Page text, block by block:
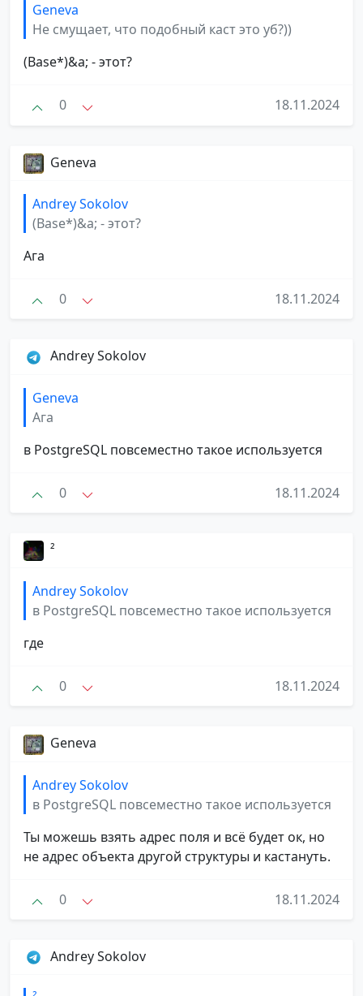
Geneva
Не смущает, что подобный каст это уб?))
(Base*)&a; - этот?
0 18.11.2024
Geneva
Andrey Sokolov
(Base*)&a; - этот?
Ага
0 18.11.2024
Andrey Sokolov
Geneva
Ага
в PostgreSQL повсеместно такое используется
0 18.11.2024
²
Andrey Sokolov
в PostgreSQL повсеместно такое используется
где
0 18.11.2024
Geneva
Andrey Sokolov
в PostgreSQL повсеместно такое используется
Ты можешь взять адрес поля и всё будет ок, но
не адрес объекта другой структуры и кастануть.
0 18.11.2024
Andrey Sokolov